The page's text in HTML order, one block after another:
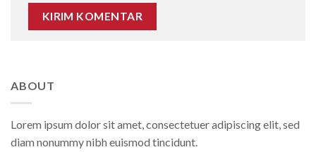
ABOUT
Lorem ipsum dolor sit amet, consectetuer adipiscing elit, sed
diam nonummy nibh euismod tincidunt.